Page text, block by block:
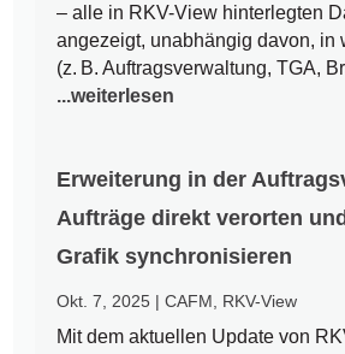
– alle in RKV-View hinterlegten
angezeigt, unabhängig davon, in
(z. B. Auftragsverwaltung, TGA,
...weiterlesen
Erweiterung in der
Aufträge direkt verorten
Grafik synchronisieren
Okt. 7, 2025 |CAFM RKV-View
Mit dem aktuellen Update von